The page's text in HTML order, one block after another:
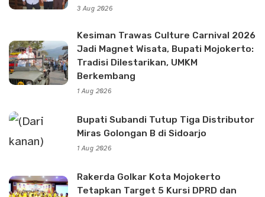
3 Aug 2026
Kesiman Trawas Culture Carnival 2026
Jadi Magnet Wisata, Bupati Mojokerto:
Tradisi Dilestarikan, UMKM
Berkembang
1 Aug 2026
Bupati Subandi Tutup Tiga Distributor
Miras Golongan B di Sidoarjo
1 Aug 2026
Rakerda Golkar Kota Mojokerto
Tetapkan Target 5 Kursi DPRD dan